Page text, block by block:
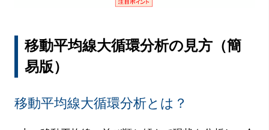
移動平均線大循環分析の見方（簡
易版）
移動平均線大循環分析とは？